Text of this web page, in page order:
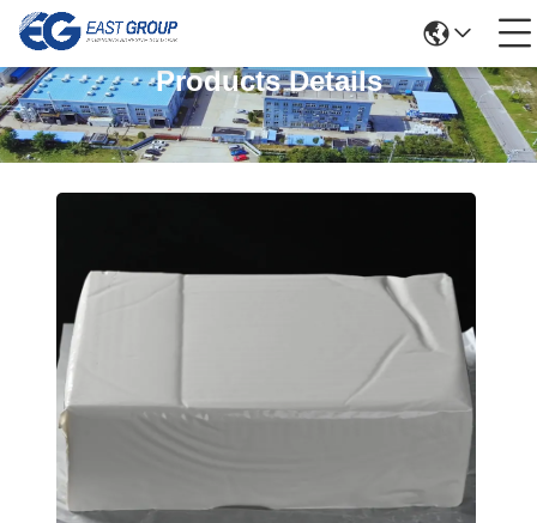
Products Details